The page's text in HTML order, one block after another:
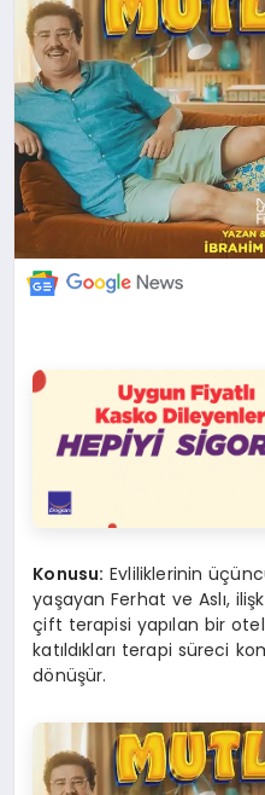
BILIM VE TEKNOLOJI
OTOMOBIL
KÜNYE
Konusu: Evliliklerinin
yaşayan Ferhat ve Aslı,
çift terapisi yapılan bir
katıldıkları terapi süreci
dönüşür.